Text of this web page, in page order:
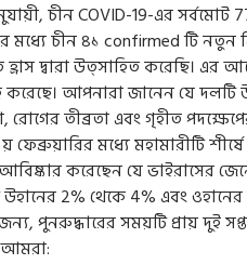
চীন COVID-19-এর সর্বমোট
মধ্যে চীন ৪১ confirmed টি
হ্রাস দ্বারা উত্সাহিত
আপনারা জানেন যে দলটি
তীব্রতা এবং গৃহীত
মধ্যে মহামারীটি
আবিষ্কার করেছেন যে
2% থেকে 4% এবং
পুনরুদ্ধারের সময়টি প্রায় দুই
আমরা: